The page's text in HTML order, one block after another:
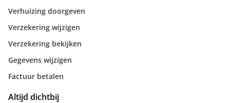
Verhuizing doorgeven
Verzekering wijzigen
Verzekering bekijken
Gegevens wijzigen
Factuur betalen
Altijd dichtbij